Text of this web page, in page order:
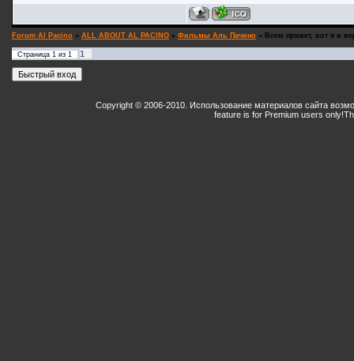
Forum Al Pacino » ALL ABOUT AL PACINO » Фильмы Аль Пачино » Всем привет, вот я и
Страница 1 из 1 1
Copyright © 2006-2010. Использование материалов сайта
feature is for Premium users only!